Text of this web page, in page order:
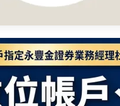
永豐大戶數位帳戶 大戶 大戶
Plus 深入解釋